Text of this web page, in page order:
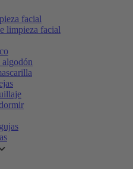
facial
limpieza facial
algodón